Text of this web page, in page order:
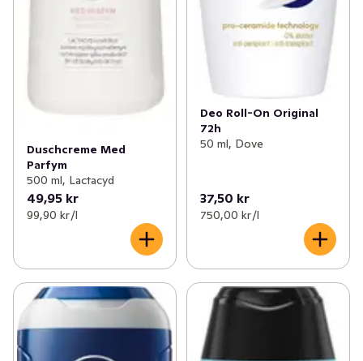
Duschcreme Med
Parfym
500 ml, Lactacyd
49,95 kr
99,90 kr /l
Deo Roll-On Original
72h
50 ml, Dove
37,50 kr
750,00 kr /l